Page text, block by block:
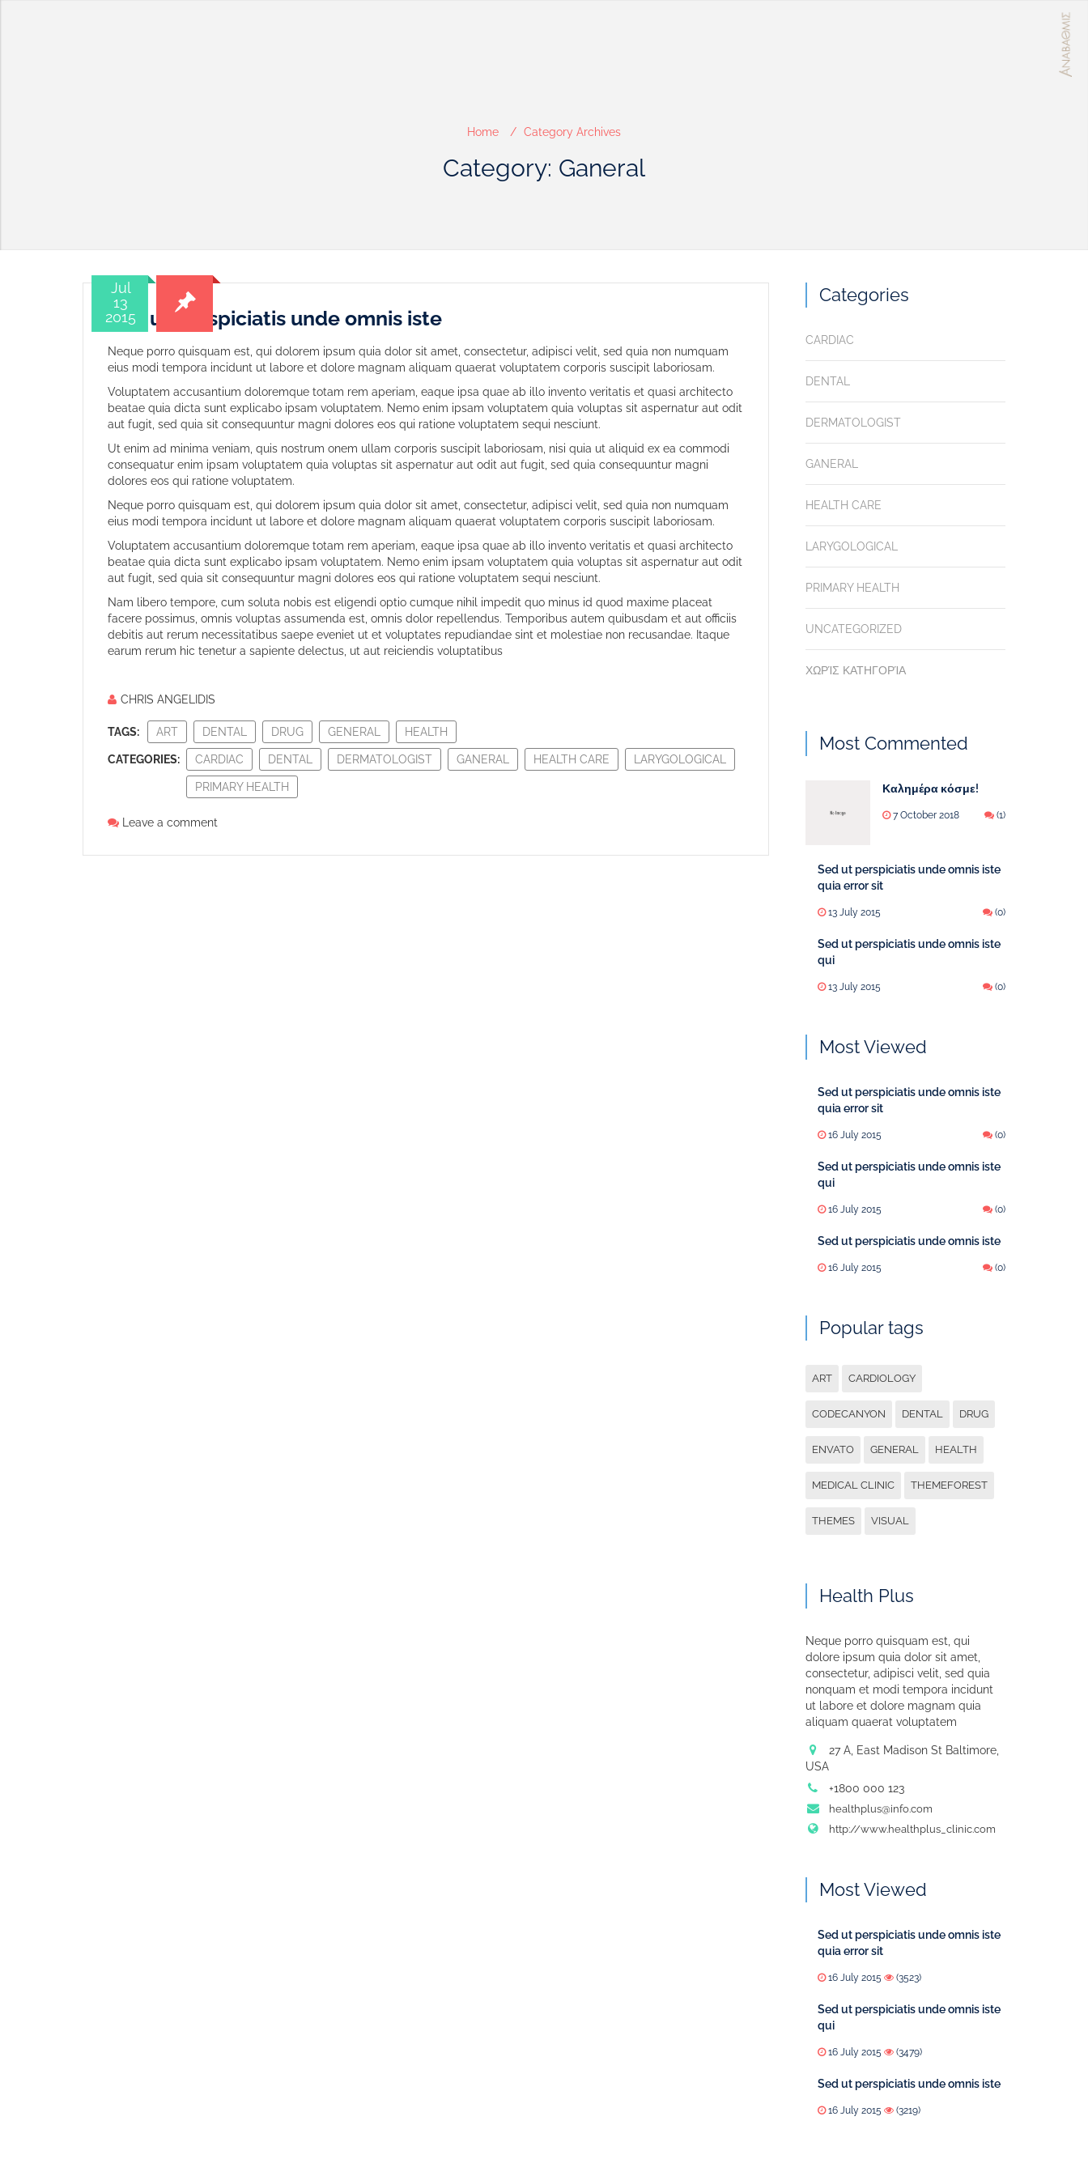
Home Category Archives
Category: Ganeral
Jul
13
2015
Sed ut perspiciatis unde omnis iste
Neque porro quisquam est, qui dolorem ipsum quia dolor sit amet, consectetur, adipisci velit, sed quia non numquam
eius modi tempora incidunt ut labore et dolore magnam aliquam quaerat voluptatem corporis suscipit laboriosam.
Voluptatem accusantium doloremque totam rem aperiam, eaque ipsa quae ab illo invento veritatis et quasi architecto
beatae quia dicta sunt explicabo ipsam voluptatem. Nemo enim ipsam voluptatem quia voluptas sit aspernatur aut odit
aut fugit, sed quia sit consequuntur magni dolores eos qui ratione voluptatem sequi nesciunt.
Ut enim ad minima veniam, quis nostrum onem ullam corporis suscipit laboriosam, nisi quia ut aliquid ex ea commodi
consequatur enim ipsam voluptatem quia voluptas sit aspernatur aut odit aut fugit, sed quia consequuntur magni
dolores eos qui ratione voluptatem.
Neque porro quisquam est, qui dolorem ipsum quia dolor sit amet, consectetur, adipisci velit, sed quia non numquam
eius modi tempora incidunt ut labore et dolore magnam aliquam quaerat voluptatem corporis suscipit laboriosam.
Voluptatem accusantium doloremque totam rem aperiam, eaque ipsa quae ab illo invento veritatis et quasi architecto
beatae quia dicta sunt explicabo ipsam voluptatem. Nemo enim ipsam voluptatem quia voluptas sit aspernatur aut odit
aut fugit, sed quia sit consequuntur magni dolores eos qui ratione voluptatem sequi nesciunt.
Nam libero tempore, cum soluta nobis est eligendi optio cumque nihil impedit quo minus id quod maxime placeat
facere possimus, omnis voluptas assumenda est, omnis dolor repellendus. Temporibus autem quibusdam et aut officiis
debitis aut rerum necessitatibus saepe eveniet ut et voluptates repudiandae sint et molestiae non recusandae. Itaque
earum rerum hic tenetur a sapiente delectus, ut aut reiciendis voluptatibus
CHRIS ANGELIDIS
TAGS: ART DENTAL DRUG GENERAL HEALTH
CATEGORIES: CARDIAC DENTAL DERMATOLOGIST GANERAL HEALTH CARE LARYGOLOGICAL
PRIMARY HEALTH
Leave a comment
Categories
CARDIAC
DENTAL
DERMATOLOGIST
GANERAL
HEALTH CARE
LARYGOLOGICAL
PRIMARY HEALTH
UNCATEGORIZED
ΧΩΡΊΣ ΚΑΤΗΓΟΡΊΑ
Most Commented
Καλημέρα κόσμε!
7 October 2018 (1)
Sed ut perspiciatis unde omnis iste
quia error sit
13 July 2015 (0)
Sed ut perspiciatis unde omnis iste
qui
13 July 2015 (0)
Most Viewed
Sed ut perspiciatis unde omnis iste
quia error sit
16 July 2015 (0)
Sed ut perspiciatis unde omnis iste
qui
16 July 2015 (0)
Sed ut perspiciatis unde omnis iste
16 July 2015 (0)
Popular tags
ART CARDIOLOGY
CODECANYON DENTAL DRUG
ENVATO GENERAL HEALTH
MEDICAL CLINIC THEMEFOREST
THEMES VISUAL
Health Plus
Neque porro quisquam est, qui
dolore ipsum quia dolor sit amet,
consectetur, adipisci velit, sed quia
nonquam et modi tempora incidunt
ut labore et dolore magnam quia
aliquam quaerat voluptatem
27 A, East Madison St Baltimore,
USA
+1800 000 123
healthplus@info.com
http://www.healthplus_clinic.com
Most Viewed
Sed ut perspiciatis unde omnis iste
quia error sit
16 July 2015 (3523)
Sed ut perspiciatis unde omnis iste
qui
16 July 2015 (3479)
Sed ut perspiciatis unde omnis iste
16 July 2015 (3219)